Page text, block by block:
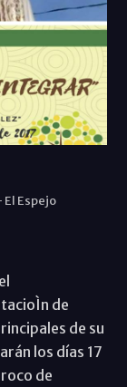
El Espejo
de
de su
los días 17
de